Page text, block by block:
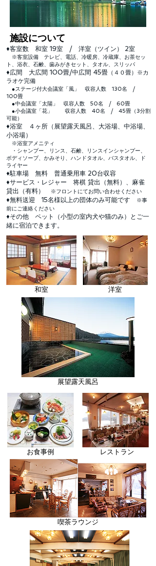
施設について
♦客室数 和室 19室 / 洋室（ツイン） 2室
※客室設備 テレビ、電話、冷暖房、冷蔵庫、お茶セッ
ト、浴衣、石鹸、歯みがきセット、タオル、スリッパ
♦広間 大広間 100畳/中広間 45畳 （４０畳）※カ
ラオケ完備
●ステージ付大会議室「風」 収容人数 130名 /
100畳
●中会議室「太陽」 収容人数 50名 / 60畳
●小会議室「花」 収容人数 40名 / 45畳（3分割
可能）
♦浴室 ４ヶ所（展望露天風呂、大浴場、中浴場、
小浴場）
※浴室アメニティ
・シャンプー、リンス、石鹸、リンスインシャンプー、
ボディソープ、かみそり、ハンドタオル、バスタオル、ド
ライヤー
♦駐車場 無料 普通乗用車 20台収容
♦サービス・レジャー 将棋 貸出（無料）、麻雀
貸出（有料）
※フロントにてお問い合わせください
♦無料送迎 15名様以上の団体のみ可能です
※事
前にご連絡ください
♦その他 ペット（小型の室内犬や猫のみ）とご一
緒に宿泊できます。
和室 洋室
展望露天風呂
お食事例 ​レストラン
喫茶ラウンジ